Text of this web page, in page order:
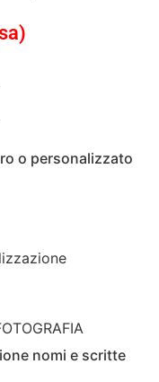
o personalizzato
nomi e scritte